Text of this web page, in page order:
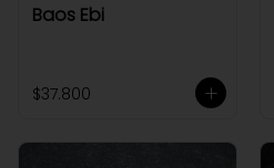
Baos Ebi
$37.800